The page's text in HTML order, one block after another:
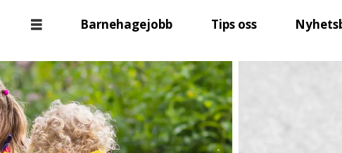
Barnehagejobb Tips oss